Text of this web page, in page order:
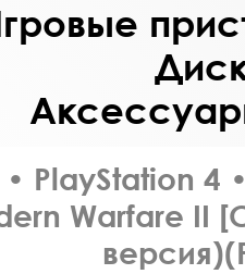
• PlayStation 4
Warfare II